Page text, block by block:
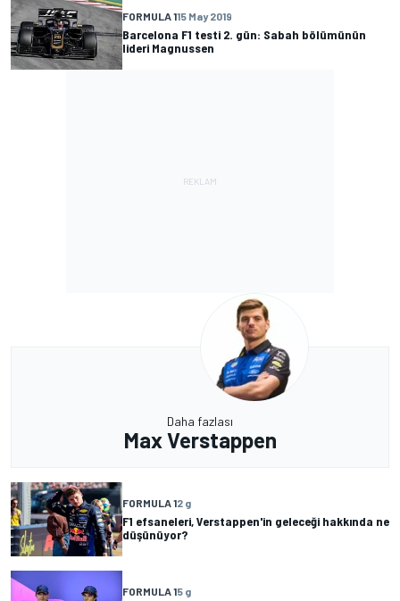
FORMULA 115 May 2019
Barcelona F1 testi 2. gün: Sabah bölümünün
lideri Magnussen
Daha fazlası
Max Verstappen
FORMULA 12 g
F1 efsaneleri, Verstappen'in geleceği hakkında ne
düşünüyor?
FORMULA 15 g